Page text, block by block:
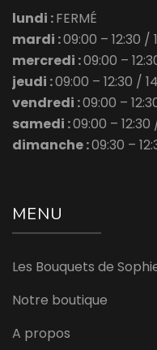
lundi :FERMÉ
mardi :09:00 – 12:30 /
mercredi :09:00 –
jeudi :09:00 – 12:30 /
vendredi :09:00 –
samedi :09:00 – 12:30
dimanche :09:30 –
MENU
Les Bouquets de
Notre boutique
A propos